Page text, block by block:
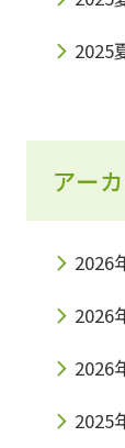
2025
アー
2026
2026
2026
2025